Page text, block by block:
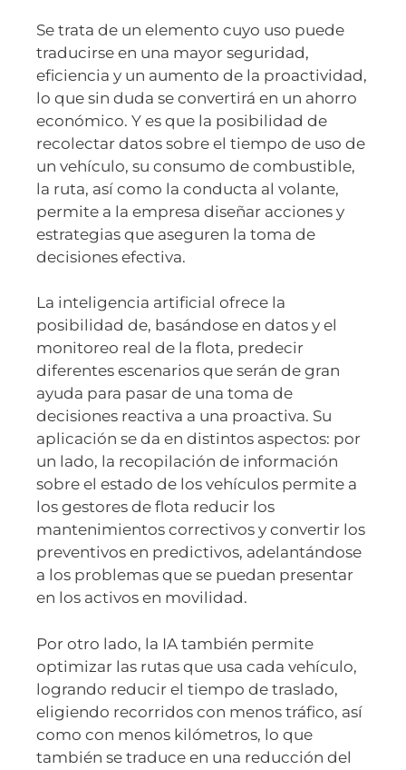
Se trata de un elemento cuyo uso puede
traducirse en una mayor seguridad,
eficiencia y un aumento de la proactividad,
lo que sin duda se convertirá en un ahorro
económico. Y es que la posibilidad de
recolectar datos sobre el tiempo de uso de
un vehículo, su consumo de combustible,
la ruta, así como la conducta al volante,
permite a la empresa diseñar acciones y
estrategias que aseguren la toma de
decisiones efectiva.
La inteligencia artificial ofrece la
posibilidad de, basándose en datos y el
monitoreo real de la flota, predecir
diferentes escenarios que serán de gran
ayuda para pasar de una toma de
decisiones reactiva a una proactiva. Su
aplicación se da en distintos aspectos: por
un lado, la recopilación de información
sobre el estado de los vehículos permite a
los gestores de flota reducir los
mantenimientos correctivos y convertir los
preventivos en predictivos, adelantándose
a los problemas que se puedan presentar
en los activos en movilidad.
Por otro lado, la IA también permite
optimizar las rutas que usa cada vehículo,
logrando reducir el tiempo de traslado,
eligiendo recorridos con menos tráfico, así
como con menos kilómetros, lo que
también se traduce en una reducción del